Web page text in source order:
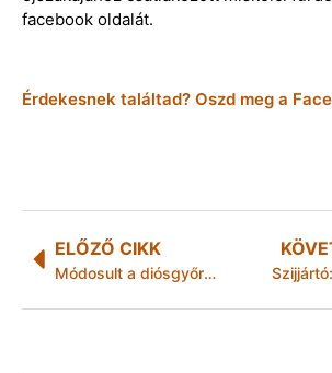
facebook oldalát.
Érdekesnek találtad? Oszd meg a
ELŐZŐ CIKK
Módosult a diósgyőri HORIZONT Helyi Közösségi Fejlesztési Stratégiája